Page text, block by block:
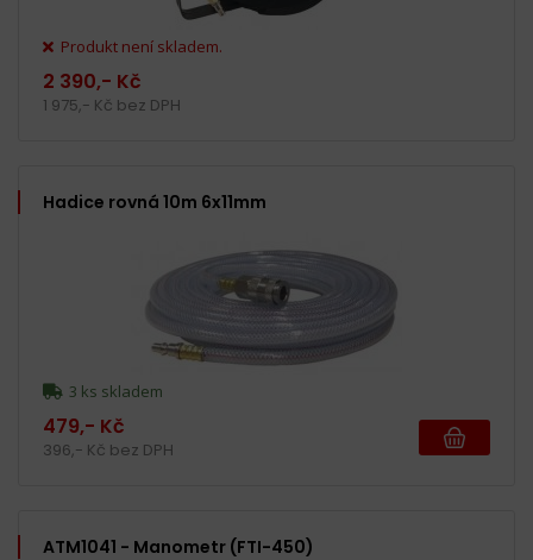
Produkt není skladem.
2 390,- Kč
1 975,- Kč bez DPH
Hadice rovná 10m 6x11mm
3 ks skladem
479,- Kč
396,- Kč bez DPH
ATM1041 - Manometr (FTI-450)